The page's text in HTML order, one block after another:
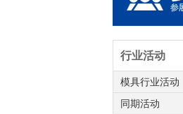
行业活动
模具行业活动
同期活动